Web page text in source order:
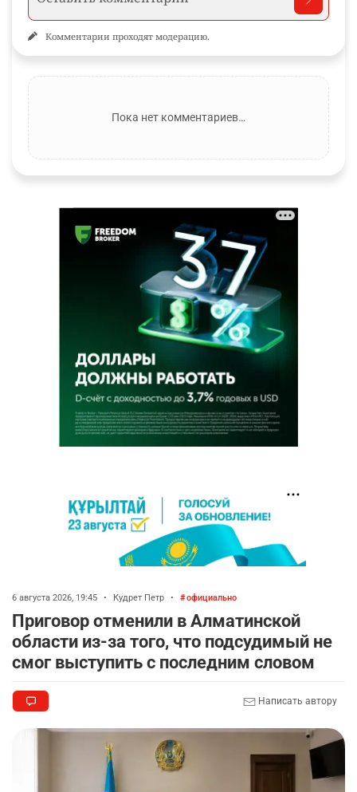
Комментарии проходят модерацию.
Пока нет комментариев…
6 августа 2026, 19:45 • Кудрет Петр • официально
Приговор отменили в Алматинской
области из-за того, что подсудимый не
смог выступить с последним словом
Написать автору